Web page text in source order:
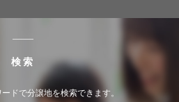
検索
ドで分譲地を検索できます。